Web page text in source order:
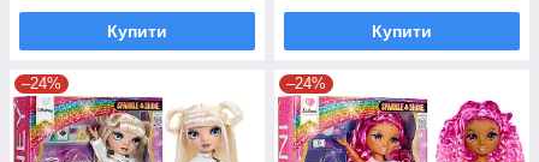
Купити Купити
–24% –24%